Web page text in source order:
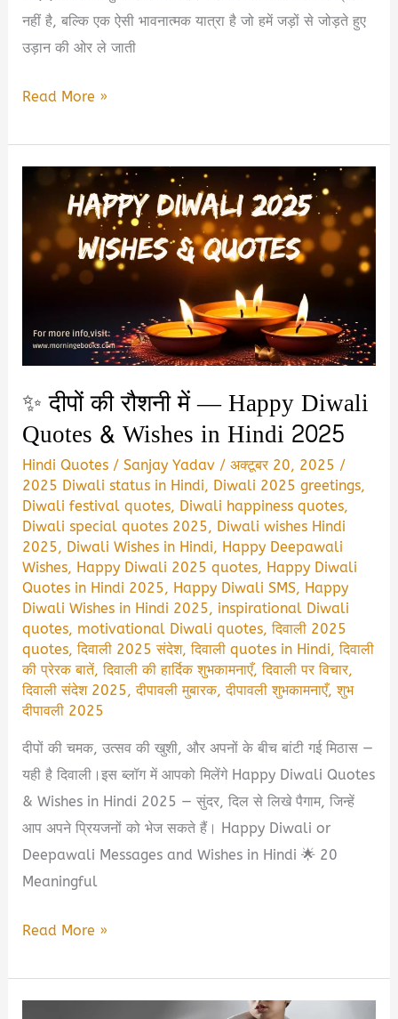
नहीं है, बल्कि एक ऐसी भावनात्मक यात्रा है जो हमें जड़ों से जोड़ते हुए
उड़ान की ओर ले जाती
Mitti
Aasman
Summary
Hindi
Download
Read More »
✨ दीपों की रौशनी में — Happy Diwali
Quotes & Wishes in Hindi 2025
Hindi Quotes /Sanjay Yadav /अक्टूबर 20, 2025 /
2025 Diwali status in Hindi, Diwali 2025 greetings,
Diwali festival quotes, Diwali happiness quotes,
Diwali special quotes 2025, Diwali wishes Hindi
2025, Diwali Wishes in Hindi, Happy Deepawali
Wishes, Happy Diwali 2025 quotes, Happy Diwali
Quotes in Hindi 2025, Happy Diwali SMS, Happy
Diwali Wishes in Hindi 2025, inspirational Diwali
quotes, motivational Diwali quotes,दिवाली 2025
quotes,दिवाली 2025 संदेश,दिवाली quotes in Hindi,दिवाली
की प्रेरक बातें,दिवाली की हार्दिक शुभकामनाएँ,दिवाली पर विचार,
दिवाली संदेश 2025,दीपावली मुबारक,दीपावली शुभकामनाएँ,शुभ
दीपावली 2025
दीपों की चमक, उत्सव की खुशी, और अपनों के बीच बांटी गई मिठास —
यही है दिवाली।इस ब्लॉग में आपको मिलेंगे Happy Diwali Quotes
& Wishes in Hindi 2025 — सुंदर, दिल से लिखे पैगाम, जिन्हें
आप अपने प्रियजनों को भेज सकते हैं। Happy Diwali or
Deepawali Messages and Wishes in Hindi 🌟 20
Meaningful
✨
की
Read More »